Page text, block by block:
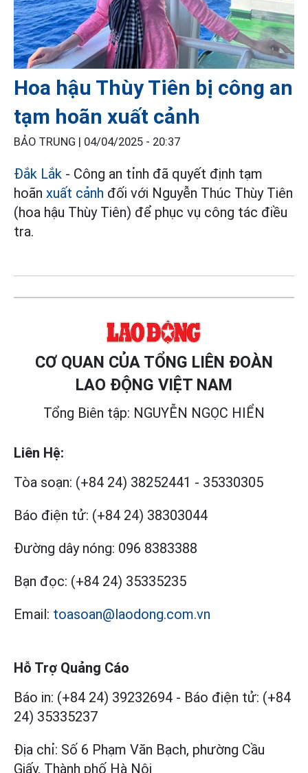
Hoa hậu Thùy Tiên bị công an
tạm hoãn xuất cảnh
BẢO TRUNG | 04/04/2025 - 20:37
Đắk Lắk - Công an tỉnh đã quyết định tạm
hoãn xuất cảnh đối với Nguyễn Thúc Thùy Tiên
(hoa hậu Thùy Tiên) để phục vụ công tác điều
tra.
CƠ QUAN CỦA TỔNG LIÊN ĐOÀN
LAO ĐỘNG VIỆT NAM
Tổng Biên tập: NGUYỄN NGỌC HIỂN
Liên Hệ:
Tòa soạn: (+84 24) 38252441 - 35330305
Báo điện tử: (+84 24) 38303044
Đường dây nóng: 096 8383388
Bạn đọc: (+84 24) 35335235
Email: toasoan@laodong.com.vn
Hỗ Trợ Quảng Cáo
Báo in: (+84 24) 39232694 - Báo điện tử: (+84
24) 35335237
Địa chỉ: Số 6 Phạm Văn Bạch, phường Cầu
Giấy, Thành phố Hà Nội